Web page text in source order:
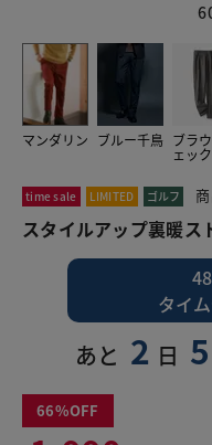
マンダリン ブルー千鳥 ブラ
ェック
time sale LIMITED ゴルフ
スタイルアップ裏暖ス
タイ
あと 2 日 5
66
この商品をシェアする
スタイルア
¥1,990 税込